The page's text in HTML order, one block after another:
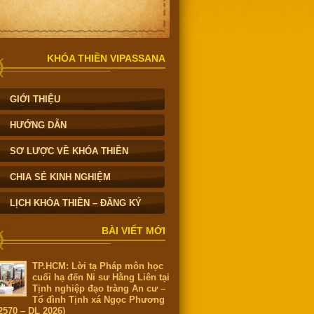
KHÓA THIỀN VIPASSANA
GIỚI THIỆU
HƯỚNG DẪN
SƠ LƯỢC VỀ KHÓA THIỀN
CHIA SẺ KINH NGHIỆM
LỊCH KHÓA THIỀN – ĐĂNG KÝ
BÀI VIẾT MỚI
TP.HCM: Lời tạ Pháp môn học
cuối hạ đến Ni sư Hằng Liên tại
Tịnh nghiệp đạo tràng An cư –
Tổ đình Tịnh xá Ngọc Phương
– DL 2026)